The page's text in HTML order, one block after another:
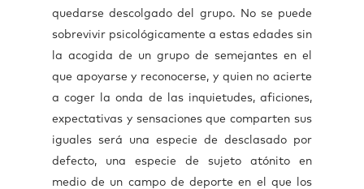
quedarse descolgado del grupo. No se puede
sobrevivir psicológicamente a estas edades sin
la acogida de un grupo de semejantes en el
que apoyarse y reconocerse, y quien no acierte
a coger la onda de las inquietudes, aficiones,
expectativas y sensaciones que comparten sus
iguales será una especie de desclasado por
defecto, una especie de sujeto atónito en
medio de un campo de deporte en el que los